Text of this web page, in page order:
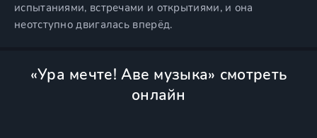
испытаниями, встречами и открытиями, и она
неотступно двигалась вперёд.
«Ура мечте! Аве музыка» смотреть
онлайн